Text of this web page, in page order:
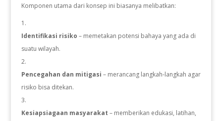
Komponen utama dari konsep ini biasanya melibatkan:
Identifikasi risiko – memetakan potensi bahaya yang ada di
suatu wilayah.
Pencegahan dan mitigasi – merancang langkah-langkah agar
risiko bisa ditekan.
Kesiapsiagaan masyarakat – memberikan edukasi, latihan,